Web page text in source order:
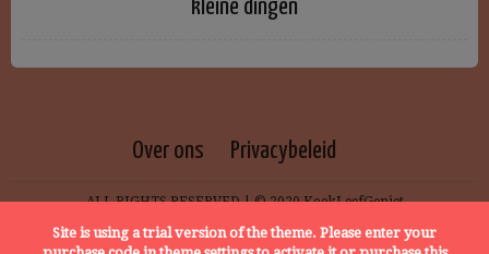
kleine dingen
Over ons Privacybeleid
ALL RIGHTS RESERVED | © 2020 KookLeefGeniet
Site is using a trial version of the theme. Please enter your